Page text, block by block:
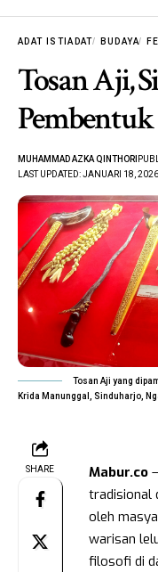
ADAT ISTIADAT BUDAYA
Tosan Aji,
LAST UPDATED: JANUARI 18,
MUHAMMAD AZKA QINTHORI
Tosan Aji yang
Krida Manunggal, Sinduharjo,
SHARE Mabur.co
tradisional
oleh
warisan
filosofi di